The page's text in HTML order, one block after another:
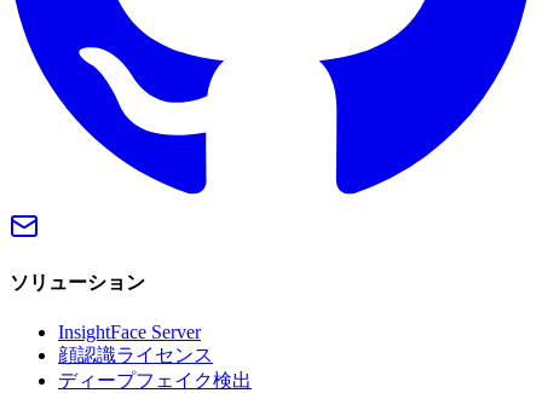
ソリューション
InsightFace Server
顔認識ライセンス
ディープフェイク検出